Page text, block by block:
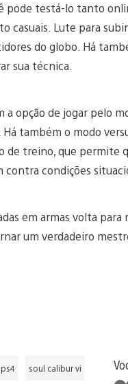
pode testá-lo tanto
casuais. Lute para
do globo. Há
sua técnica.
a opção de jogar pelo
Há também o modo
de treino, que permite
contra condições
em armas volta
um verdadeiro
ps4 soul calibur vi